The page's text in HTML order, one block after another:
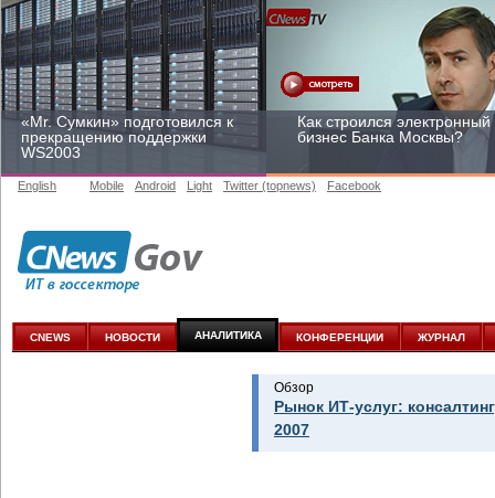
«Mr. Сумкин» подготовился к
прекращению поддержки
WS2003
Как строился электронный
бизнес Банка Москвы?
Заоблачная оптимизация:
к аналитике
участвовать
English Mobile Android Light Twitter (topnews) Facebook
CNEWS НОВОСТИ АНАЛИТИКА КОНФЕРЕНЦИИ ЖУРНАЛ
Обзор
Рынок ИТ-услуг:
2007